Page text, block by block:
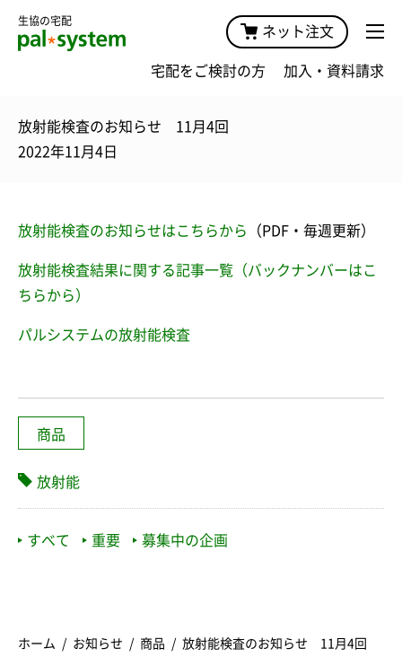
生協の宅配
ネット注文
宅配をご検討の方 加入・資料請求
放射能検査のお知らせ 11月4回
2022年11月4日
放射能検査のお知らせはこちらから （PDF・毎週更新）
放射能検査結果に関する記事一覧（バックナンバーはこ
ちらから）
パルシステムの放射能検査
商品
放射能
すべて 重要 募集中の企画
ホーム お知らせ 商品 放射能検査のお知らせ 11月4回